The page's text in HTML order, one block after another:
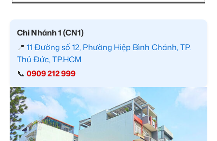
Chi Nhánh 1 (CN1)
📍 11 Đường số 12, Phường Hiệp Bình Chánh, TP.
Thủ Đức, TP.HCM
📞 0909 212 999